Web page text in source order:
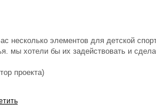
несколько элементов для детской
мы хотели бы их задействовать и
проекта)